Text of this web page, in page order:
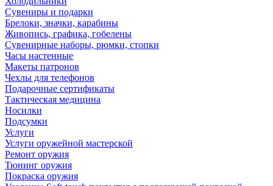
Сувениры и подарки
Брелоки, значки, карабины
Живопись, графика, гобелены
Сувенирные наборы, рюмки, стопки
Часы настенные
Макеты патронов
Чехлы для телефонов
Подарочные сертификаты
Тактическая медицина
Носилки
Подсумки
Услуги
Услуги оружейной мастерской
Ремонт оружия
Тюнинг оружия
Покраска оружия